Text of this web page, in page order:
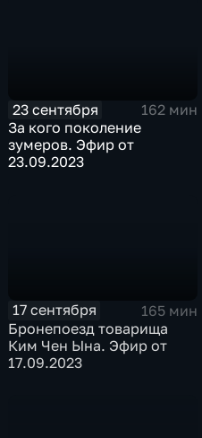
23 сентября
162 мин
За кого поколение
зумеров. Эфир от
23.09.2023
17 сентября
165 мин
Бронепоезд товарища
Ким Чен Ына. Эфир от
17.09.2023